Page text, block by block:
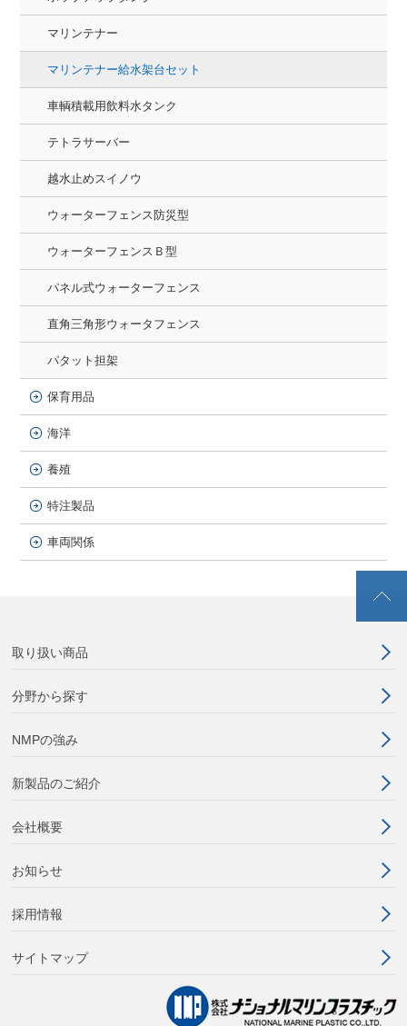
マリンテナー
マリンテナー給水架台セット
車輌積載用飲料水タンク
テトラサーバー
越水止めスイノウ
ウォーターフェンス防災型
ウォーターフェンスＢ型
パネル式ウォーターフェンス
直角三角形ウォータフェンス
パタット担架
保育用品
海洋
養殖
特注製品
車両関係
取り扱い商品
分野から探す
NMPの強み
新製品のご紹介
会社概要
お知らせ
採用情報
サイトマップ